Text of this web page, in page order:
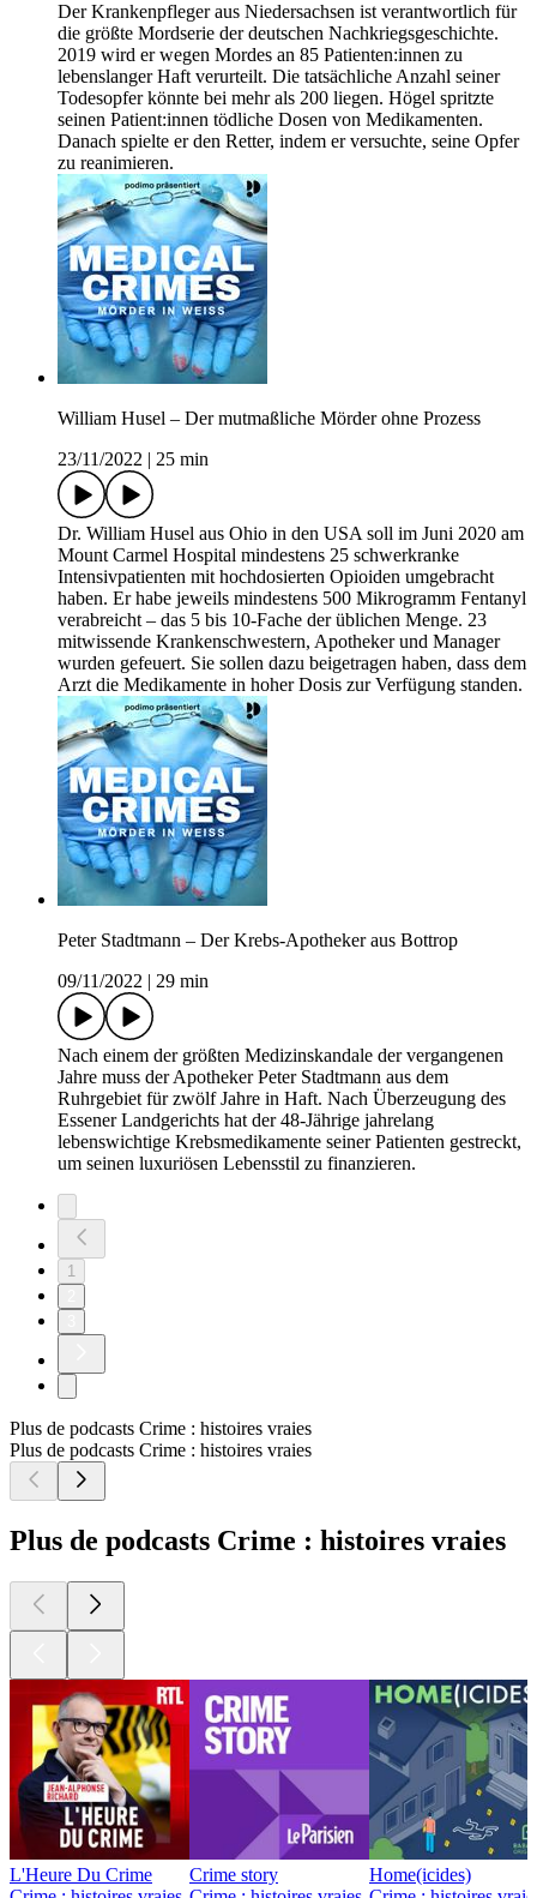
Der Krankenpfleger aus Niedersachsen ist verantwortlich für
die größte Mordserie der deutschen Nachkriegsgeschichte.
2019 wird er wegen Mordes an 85 Patienten:innen zu
lebenslanger Haft verurteilt. Die tatsächliche Anzahl seiner
Todesopfer könnte bei mehr als 200 liegen. Högel spritzte
seinen Patient:innen tödliche Dosen von Medikamenten.
Danach spielte er den Retter, indem er versuchte, seine Opfer
zu reanimieren.
William Husel – Der mutmaßliche Mörder ohne Prozess
23/11/2022
25 min
Dr. William Husel aus Ohio in den USA soll im Juni 2020 am
Mount Carmel Hospital mindestens 25 schwerkranke
Intensivpatienten mit hochdosierten Opioiden umgebracht
haben. Er habe jeweils mindestens 500 Mikrogramm Fentanyl
verabreicht – das 5 bis 10-Fache der üblichen Menge. 23
mitwissende Krankenschwestern, Apotheker und Manager
wurden gefeuert. Sie sollen dazu beigetragen haben, dass dem
Arzt die Medikamente in hoher Dosis zur Verfügung standen.
Peter Stadtmann – Der Krebs-Apotheker aus Bottrop
09/11/2022
29 min
Nach einem der größten Medizinskandale der vergangenen
Jahre muss der Apotheker Peter Stadtmann aus dem
Ruhrgebiet für zwölf Jahre in Haft. Nach Überzeugung des
Essener Landgerichts hat der 48-Jährige jahrelang
lebenswichtige Krebsmedikamente seiner Patienten gestreckt,
um seinen luxuriösen Lebensstil zu finanzieren.
1
Plus de podcasts Crime : histoires vraies
Plus de podcasts Crime : histoires vraies
Plus de podcasts Crime : histoires vraies
L'Heure Du Crime
Crime story
Home(icides)